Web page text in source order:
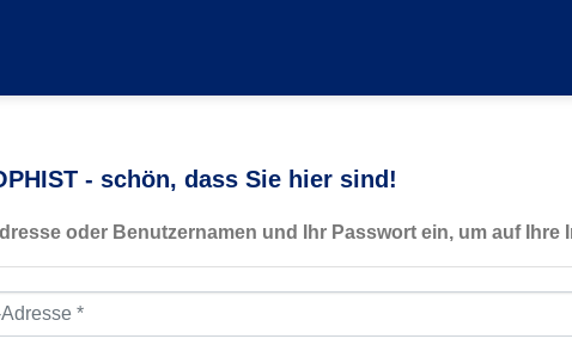
- schön, dass Sie hier sind!
oder Benutzernamen und Ihr Passwort ein, um auf Ihre